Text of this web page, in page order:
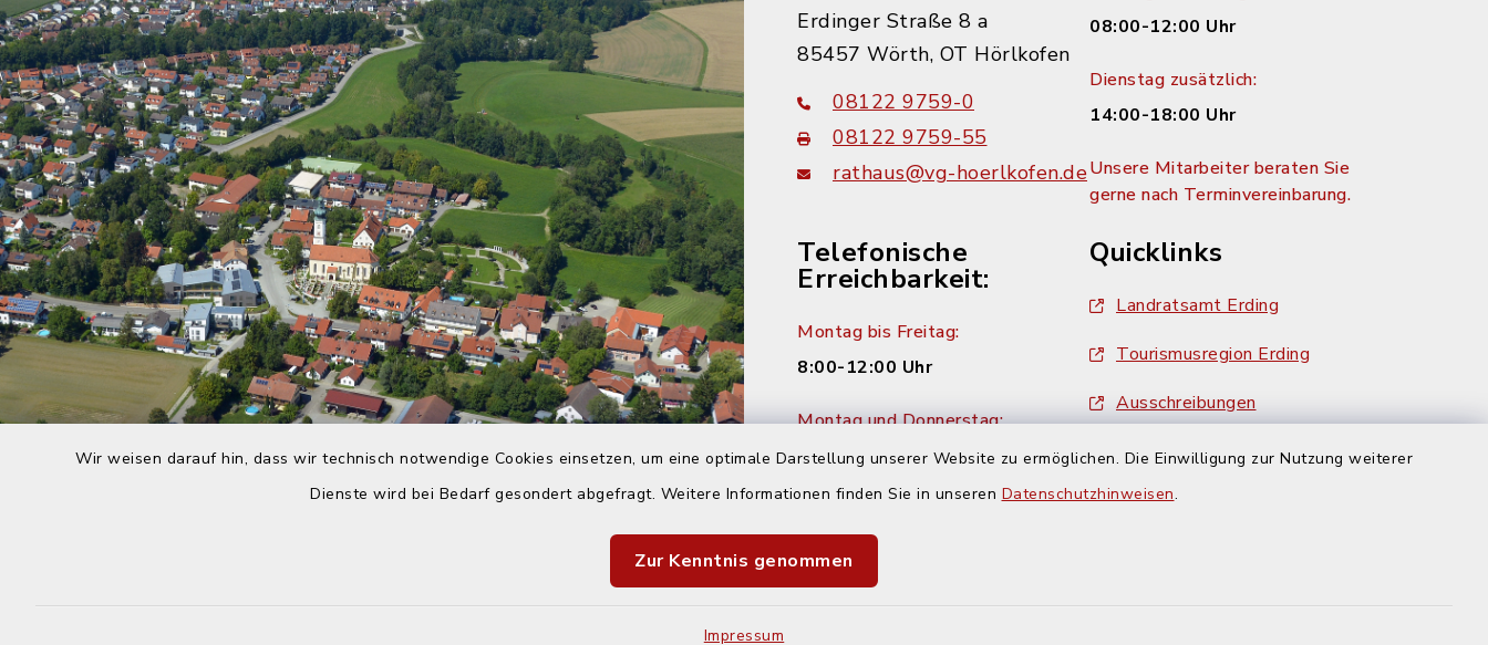
Wir weisen darauf hin, dass wir technisch notwendige Cookies einsetzen, um eine optimale Darstellung unserer Website zu ermöglichen. Die Einwilligung zur Nutzung weiterer
Dienste wird bei Bedarf gesondert abgefragt. Weitere Informationen finden Sie in unseren Datenschutzhinweisen.
Zur Kenntnis genommen
Impressum
Erdinger Straße 8 a
85457 Wörth, OT Hörlkofen
08122 9759-0
08122 9759-55
rathaus@vg-hoerlkofen.de
08:00-12:00 Uhr
Dienstag zusätzlich:
14:00-18:00 Uhr
Unsere Mitarbeiter beraten Sie
gerne nach Terminvereinbarung.
Telefonische
Erreichbarkeit:
Montag bis Freitag:
8:00-12:00 Uhr
Montag und Donnerstag:
14:00-16:00 Uhr
14:00-18:00 Uhr
Quicklinks
Landratsamt Erding
Tourismusregion Erding
Ausschreibungen